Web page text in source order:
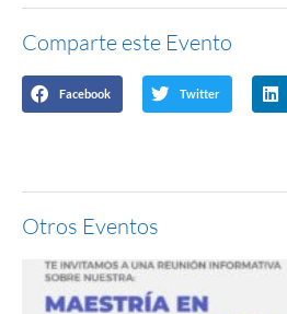
Comparte este Evento
Facebook Twitter
Otros Eventos